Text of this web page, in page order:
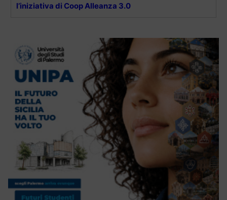
l’iniziativa di Coop Alleanza 3.0